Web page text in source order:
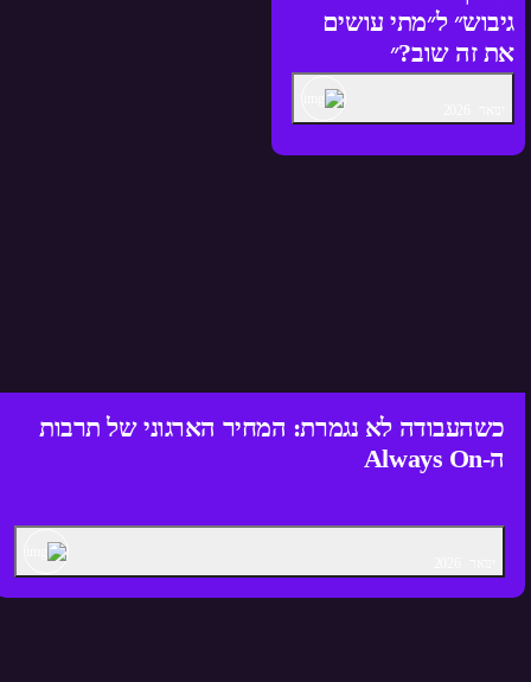
גיבוש״ ל״מתי עושים
את זה שוב?״
כשהעבודה לא נגמרת: המחיר הארגוני של תרבות
ה-Always On